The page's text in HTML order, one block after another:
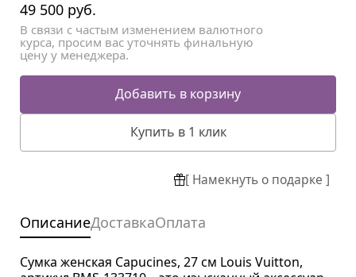
49 500 руб.
В связи с частым изменением валютного
курса, просим вас уточнять финальную
цену у менеджера.
Добавить в корзину
Купить в 1 клик
[ Намекнуть о подарке ]
ОписаниеДоставкаОплата
Сумка женская Capucines, 27 см Louis Vuitton,